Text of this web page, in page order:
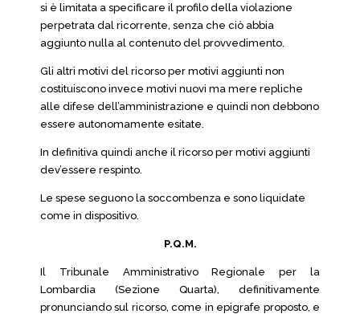
si è limitata a specificare il profilo della violazione
perpetrata dal ricorrente, senza che ciò abbia
aggiunto nulla al contenuto del provvedimento.
Gli altri motivi del ricorso per motivi aggiunti non
costituiscono invece motivi nuovi ma mere repliche
alle difese dell’amministrazione e quindi non debbono
essere autonomamente esitate.
In definitiva quindi anche il ricorso per motivi aggiunti
dev’essere respinto.
Le spese seguono la soccombenza e sono liquidate
come in dispositivo.
P.Q.M.
Il Tribunale Amministrativo Regionale per la
Lombardia (Sezione Quarta), definitivamente
pronunciando sul ricorso, come in epigrafe proposto, e